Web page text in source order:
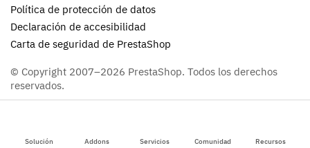
Solución Addons Servicios Comunidad Recursos
Política de protección de datos
Declaración de accesibilidad
Carta de seguridad de PrestaShop
© Copyright 2007–2026 PrestaShop. Todos los derechos
reservados.